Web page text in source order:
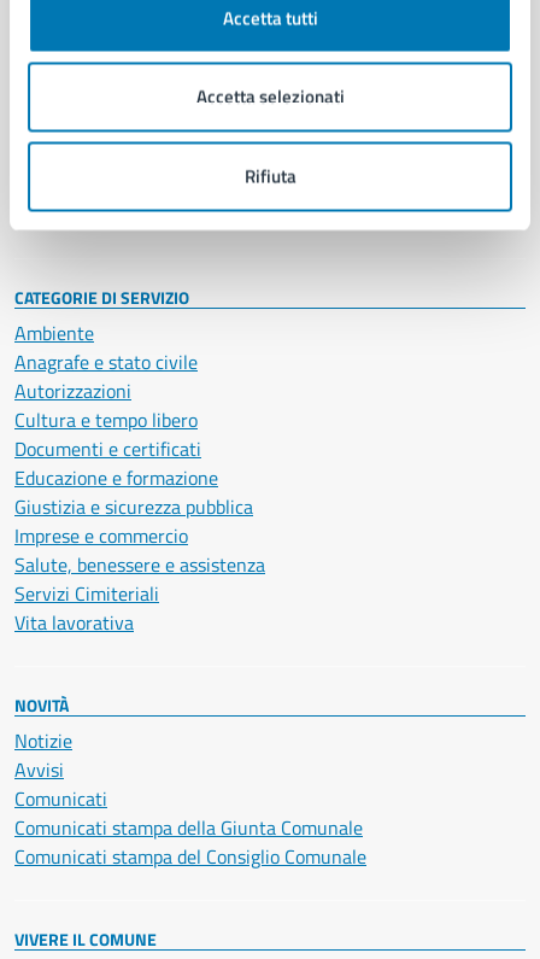
Accetta tutti
Accetta selezionati
Rifiuta
Uffici
Politici
Intranet, posta aziendale e protocollo
CATEGORIE DI SERVIZIO
Ambiente
Anagrafe e stato civile
Autorizzazioni
Cultura e tempo libero
Documenti e certificati
Educazione e formazione
Giustizia e sicurezza pubblica
Imprese e commercio
Salute, benessere e assistenza
Servizi Cimiteriali
Vita lavorativa
NOVITÀ
Notizie
Avvisi
Comunicati
Comunicati stampa della Giunta Comunale
Comunicati stampa del Consiglio Comunale
VIVERE IL COMUNE